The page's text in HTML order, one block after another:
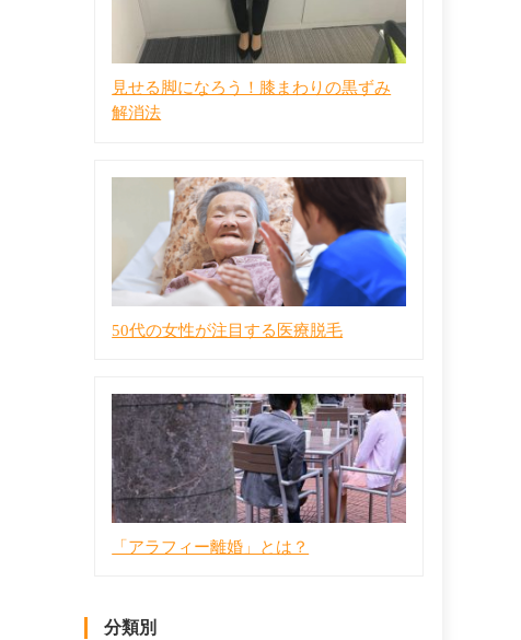
見せる脚になろう！膝まわりの黒ずみ
解消法
50代の女性が注目する医療脱毛
「アラフィー離婚」とは？
分類別